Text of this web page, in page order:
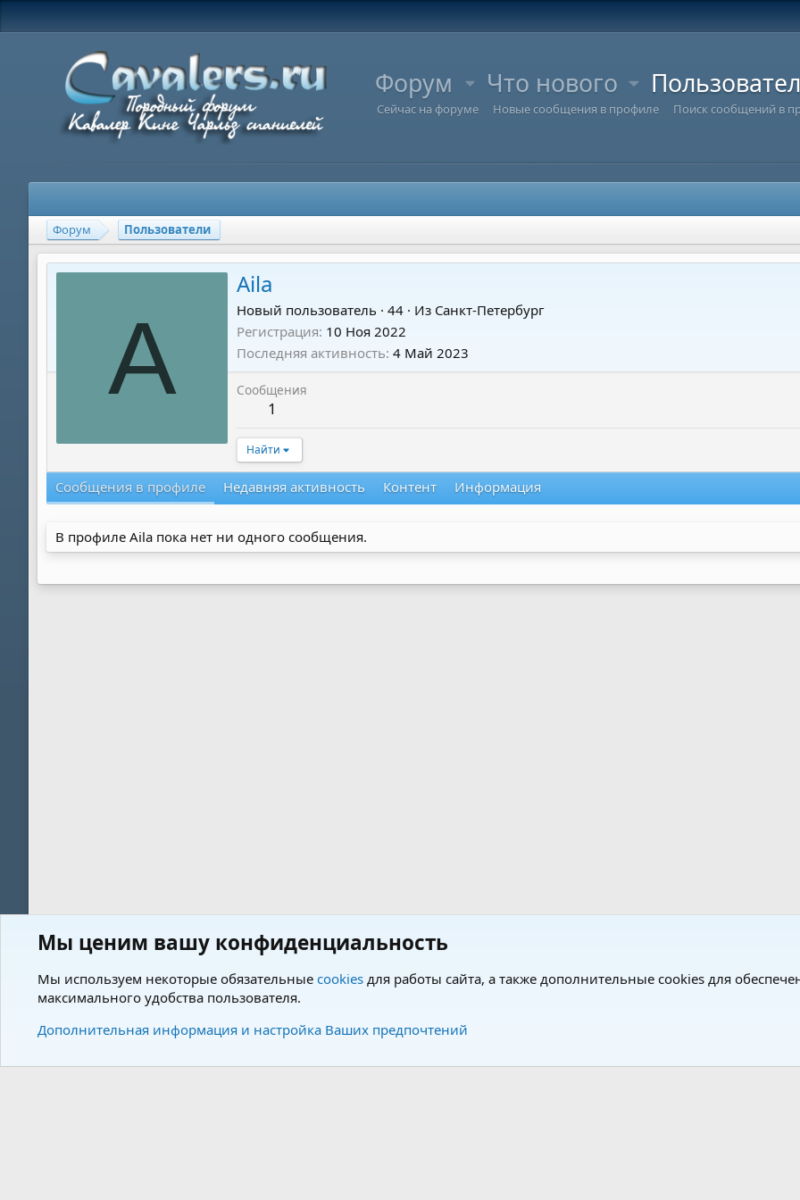
Форум Что нового
Сейчас на форуме Новые сообщения в профиле Поиск сообщений в
Форум Пользователи
A
Aila
Новый пользователь · 44 · Из Санкт-Петербург
Регистрация 10 Ноя 2022
Последняя активность 4 Май 2023
Сообщения
1
Найти
Сообщения в профиле Недавняя активность Контент Информация
В профиле Aila пока нет ни одного сообщения.
Мы ценим вашу конфиденциальность
Мы используем некоторые обязательные cookies для работы сайта, а также дополнительные cookies для
максимального удобства пользователя.
Дополнительная информация и настройка Ваших предпочтений